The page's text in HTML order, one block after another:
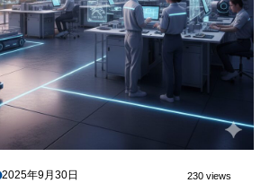
2025年9月30日 230 views